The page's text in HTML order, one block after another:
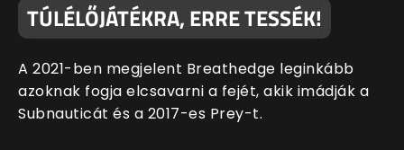
TÚLÉLŐJÁTÉKRA, ERRE TESSÉK!
A 2021-ben megjelent Breathedge leginkább
azoknak fogja elcsavarni a fejét, akik imádják a
Subnauticát és a 2017-es Prey-t.